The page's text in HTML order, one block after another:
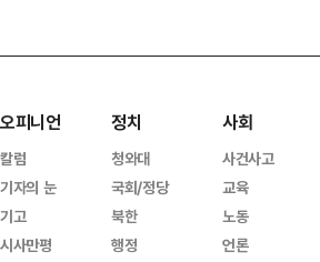
오피니언
칼럼
기자의 눈
기고
시사만평
정치
청와대
국회/정당
북한
행정
사회
사건사고
교육
노동
언론